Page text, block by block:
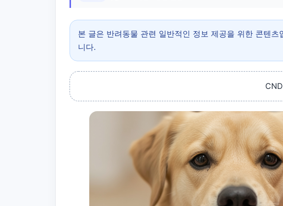
본 글은 반려동물 관련 일반적인 정보 제공을 위한 콘텐
니다.